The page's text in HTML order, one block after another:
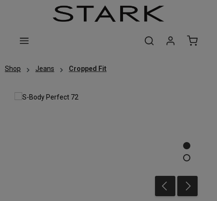
Zum Hauptinhalt springen
Shop Jeans Cropped Fit